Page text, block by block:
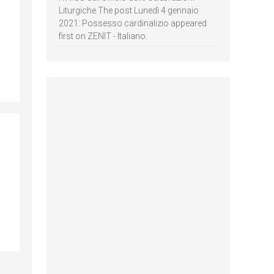
Liturgiche The post Lunedì 4 gennaio
2021: Possesso cardinalizio appeared
first on ZENIT - Italiano.